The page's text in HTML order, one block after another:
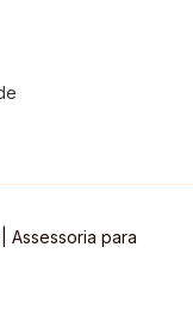
Assessoria para